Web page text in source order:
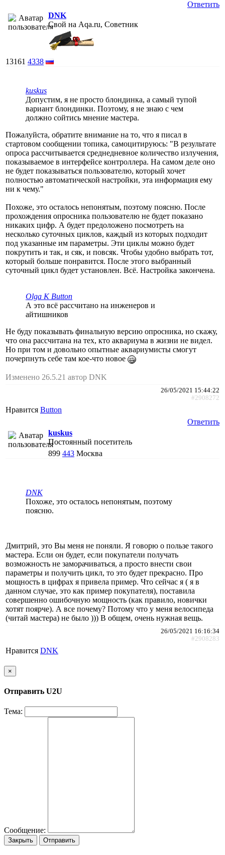
Ответить
DNK
Свой на Aqa.ru, Советник
13161 4338
kuskus
Допустим, я не просто блондинка, а самый тупой
вариант блондинки. Поэтому, я не знаю с чем
должно сойтись мнение мастера.
Пожалуйста, обратите внимание на то, что я писал в
стартовом сообщении топика, самоцитируюсь: "В результате
опроса рассчитывается среднедневное количество излучения,
показываемое в интерфейсе контроллера. На самом деле оно
не будет показываться пользователю, который хочет
полностью автоматической настройки, эта информация ему
ни к чему."
Похоже, это осталось непонятым, поэтому поясню. После
прохождения опросника пользователю не будет показано
никаких цифр. А будет предоложено посмотреть на
несколько суточных циклов, каждый из которых подходит
под указанные им параметры. Эти циклы можно будет
покрутить и так, и сяк, и повсяк. Чтобы удобно выбрать тот,
который больше понравится. После этого выбранный
суточный цикл будет установлен. Всё. Настройка закончена.
Olga K Button
А это всё расcчитано на инженеров и
айтишников
Не буду показывать финальную версию опросника, но скажу,
что она рассчитана на тех, кто аквариума в жизни не видел.
Но при том и довольно опытные аквариумисты смогут
почерпнуть себе там кое-что новое
Изменено 26.5.21 автор DNK
26/05/2021 15:44:22
#2908272
Нравится Button
Ответить
kuskus
Постоянный посетитель
899 443 Москва
DNK
Похоже, это осталось непонятым, поэтому
поясню.
Дмитрий, это Вы меня не поняли. Я говорю о пользе такого
мастера. Если он будет, если покупатели получать
возможность не заморачиваться, а просто внести свои
параметры и получить цикл, то это будет прекрасно. Про
мощность в цифрах я привела пример. Что сейчас я ( я в
данном случае, это как пример покупателя), поставила
совершенно ошибочную мощность (как правило, новички
хотят поярче). А все почему? Потому что у меня велосипеда
(читай мастера) не было ))) В общем, очень нужная вещь.
26/05/2021 16:16:34
#2908283
Нравится DNK
×
Отправить U2U
Тема:
Сообщение:
Закрыть Отправить